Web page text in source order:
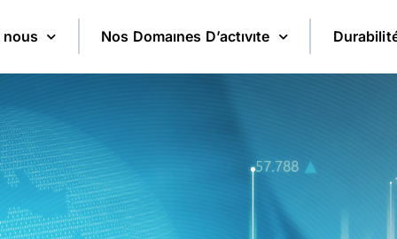
nous Nos Domaınes D’actıvıte